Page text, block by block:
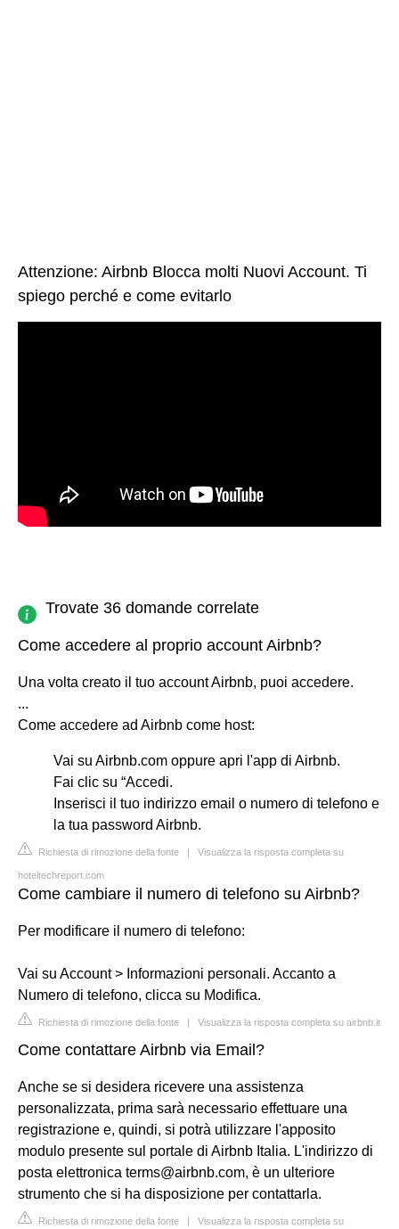
Attenzione: Airbnb Blocca molti Nuovi Account. Ti
spiego perché e come evitarlo
Trovate 36 domande correlate
Come accedere al proprio account Airbnb?
Una volta creato il tuo account Airbnb, puoi accedere.
...
Come accedere ad Airbnb come host:
Vai su Airbnb.com oppure apri l'app di Airbnb.
Fai clic su “Accedi.
Inserisci il tuo indirizzo email o numero di telefono e
la tua password Airbnb.
Richiesta di rimozione della fonte | Visualizza la risposta completa su
hoteltechreport.com
Come cambiare il numero di telefono su Airbnb?
Per modificare il numero di telefono:
Vai su Account > Informazioni personali. Accanto a
Numero di telefono, clicca su Modifica.
Richiesta di rimozione della fonte | Visualizza la risposta completa su airbnb.it
Come contattare Airbnb via Email?
Anche se si desidera ricevere una assistenza
personalizzata, prima sarà necessario effettuare una
registrazione e, quindi, si potrà utilizzare l'apposito
modulo presente sul portale di Airbnb Italia. L'indirizzo di
posta elettronica terms@airbnb.com, è un ulteriore
strumento che si ha disposizione per contattarla.
Richiesta di rimozione della fonte | Visualizza la risposta completa su